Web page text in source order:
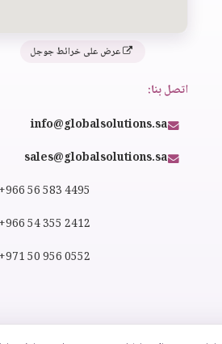
عرض على خرائط جوجل
اتصل بنا:
info@globalsolutions.sa
sales@globalsolutions.sa
+966 56 583 4495
+966 54 355 2412
+971 50 956 0552